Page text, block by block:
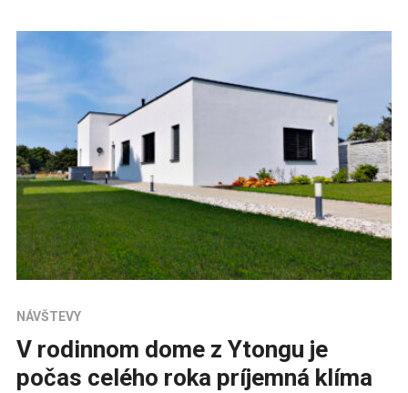
NÁVŠTEVY
V rodinnom dome z Ytongu je
počas celého roka príjemná klíma